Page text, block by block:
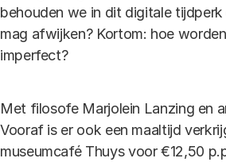
behouden we in dit digitale
mag afwijken? Kortom: hoe
imperfect?
Met filosofe Marjolein Lanzing en
Vooraf is er ook een maaltijd
museumcafé Thuys voor €12,50